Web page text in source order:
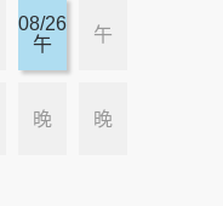
08/26
午
午
晚 晚